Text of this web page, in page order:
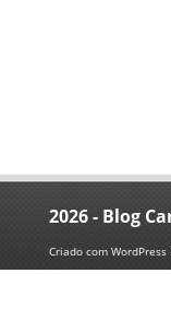
2026 - Blog
Criado com WordPress